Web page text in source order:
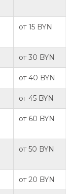
от 15 BYN
от 30 BYN
от 40 BYN
от 45 BYN
от 60 BYN
от 50 BYN
от 20 BYN